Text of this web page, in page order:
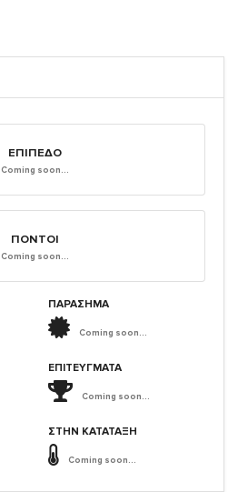
ΕΠΊΠΕΔΟ
Coming soon...
ΠΌΝΤΟΙ
Coming soon...
ΠΑΡΑΣΗΜΑ
Coming soon...
ΕΠΙΤΕΎΓΜΑΤΑ
Coming soon...
ΣΤΗΝ ΚΑΤΆΤΑΞΗ
Coming soon...